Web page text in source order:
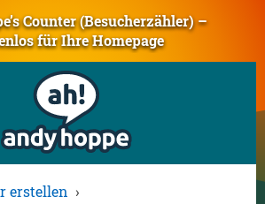
Counter (Besucherzähler) –
für Ihre Homepage
erstellen ›